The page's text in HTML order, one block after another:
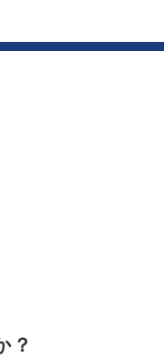
？